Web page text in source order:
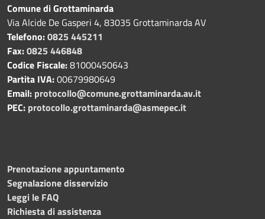
Comune di Grottaminarda
Via Alcide De Gasperi 4, 83035 Grottaminarda AV
Telefono:0825 445211
Fax:0825 446848
Codice Fiscale:81000450643
Partita IVA:00679980649
Email: protocollo@comune.grottaminarda.av.it
PEC: protocollo.grottaminarda@asmepec.it
Prenotazione appuntamento
Segnalazione disservizio
Leggi le FAQ
Richiesta di assistenza